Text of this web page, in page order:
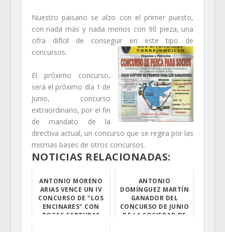
Nuestro paisano se alzo con el primer puesto,
con nada más y nada menos con 90 pieza, una
cifra difícil de conseguir en este tipo de
concursos.
El próximo concurso,
será el próximo día 1 de
Junio, concurso
extraordinario, por el fin
de mandato de la
directiva actual, un concurso que se regira por las
mismas bases de otros concursos.
NOTICIAS RELACIONADAS:
ANTONIO MORENO
ARIAS VENCE UN IV
CONCURSO DE "LOS
ENCINARES" CON
POCAS CAPTURAS
ANTONIO
DOMÍNGUEZ MARTÍN
GANADOR DEL
CONCURSO DE JUNIO
DE LA SOCIEDAD DE